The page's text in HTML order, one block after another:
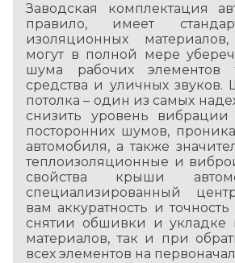
Заводская комплектация
правило, имеет
изоляционных
могут в полной мере
шума рабочих элементов
средства и уличных звуков.
потолка – один из самых
снизить уровень вибрации
посторонних шумов,
автомобиля, а также
теплоизоляционные и
свойства крыши
специализированный
вам аккуратность и
снятии обшивки и укладке
материалов, так и при
всех элементов на